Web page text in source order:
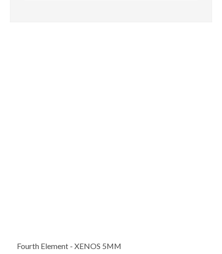
Fourth Element - XENOS 5MM